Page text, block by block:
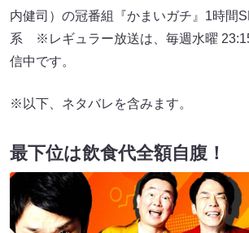
内健司）の冠番組『かまいガチ』1時間
系 ※レギュラー放送は、毎週水曜
信中です。
※以下、ネタバレを含みます。
最下位は飲食代全額自腹！